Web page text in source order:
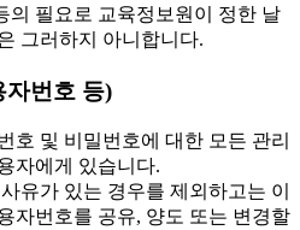
의 필요로 교육정보원이 정한 날
그러하지 아니합니다.
자번호 등)
호 및 비밀번호에 대한 모든 관리
자에게 있습니다.
유가 있는 경우를 제외하고는 이
자번호를 공유, 양도 또는 변경할